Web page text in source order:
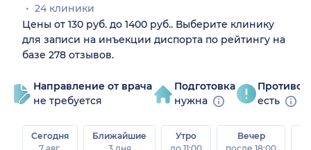
24 клиники
Цены от 130 руб. до 1400 руб.. Выберите клинику
для записи на инъекции диспорта по рейтингу на
базе 278 отзывов.
Направление от врача
не требуется
Подготовка
нужна
есть
Сегодня
Ближайшие
Утро
Вечер